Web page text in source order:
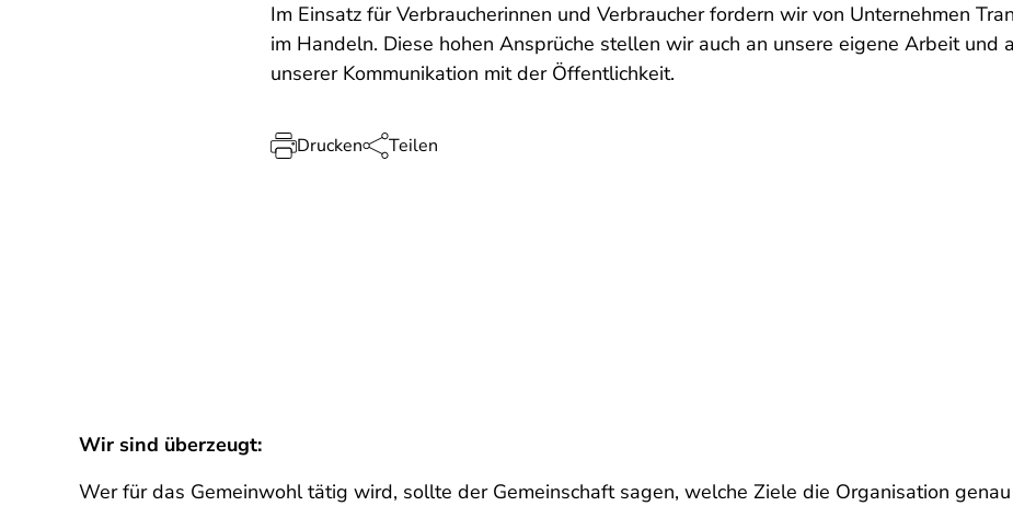
Im Einsatz für Verbraucherinnen und Verbraucher fordern wir von Unternehmen
im Handeln. Diese hohen Ansprüche stellen wir auch an unsere eigene Arbeit und
unserer Kommunikation mit der Öffentlichkeit.
Drucken Teilen
Wir sind überzeugt:
Wer für das Gemeinwohl tätig wird, sollte der Gemeinschaft sagen, welche Ziele die Organisation